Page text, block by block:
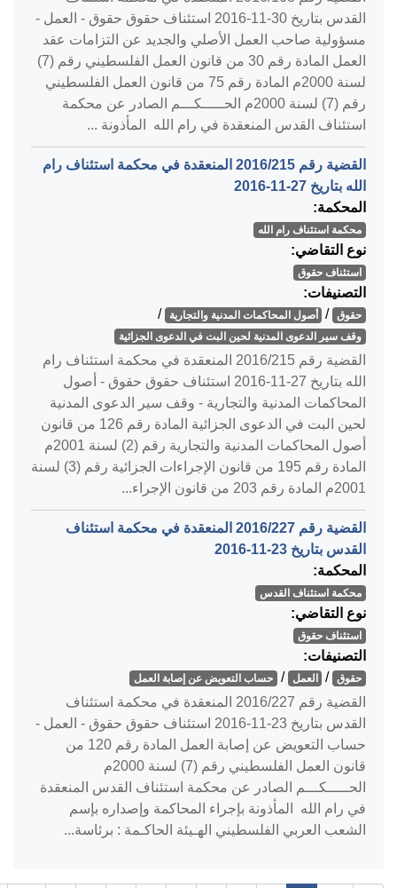
القدس بتاريخ ‎2016-11-30‏ استئناف حقوق حقوق - العمل -
مسؤولية صاحب العمل الأصلي والجديد عن التزامات عقد
العمل المادة رقم 30 من قانون العمل الفلسطيني رقم (7)
لسنة 2000م المادة رقم 75 من قانون العمل الفلسطيني
رقم (7) لسنة 2000م الحـــــكـــم الصادر عن محكمة
استئناف القدس المنعقدة في رام الله المأذونة ...
القضية رقم ‎215‏/‎2016‏ المنعقدة في محكمة استئناف رام
الله بتاريخ ‎2016-11-27‏
المحكمة:
محكمة استئناف رام الله
نوع التقاضي:
استئناف حقوق
التصنيفات:
حقوق / أصول المحاكمات المدنية والتجارية /
وقف سير الدعوى المدنية لحين البت في الدعوى الجزائية
القضية رقم ‎215‏/‎2016‏ المنعقدة في محكمة استئناف رام
الله بتاريخ ‎2016-11-27‏ استئناف حقوق حقوق - أصول
المحاكمات المدنية والتجارية - وقف سير الدعوى المدنية
لحين البت في الدعوى الجزائية المادة رقم 126 من قانون
أصول المحاكمات المدنية والتجارية رقم (2) لسنة 2001م
المادة رقم 195 من قانون الإجراءات الجزائية رقم (3) لسنة
2001م المادة رقم 203 من قانون الإجراء...
القضية رقم ‎227‏/‎2016‏ المنعقدة في محكمة استئناف
القدس بتاريخ ‎2016-11-23‏
المحكمة:
محكمة استئناف القدس
نوع التقاضي:
استئناف حقوق
التصنيفات:
حقوق / العمل / حساب التعويض عن إصابة العمل
القضية رقم ‎227‏/‎2016‏ المنعقدة في محكمة استئناف
القدس بتاريخ ‎2016-11-23‏ استئناف حقوق حقوق - العمل -
حساب التعويض عن إصابة العمل المادة رقم 120 من
قانون العمل الفلسطيني رقم (7) لسنة 2000م
الحـــــكـــم الصادر عن محكمة استئناف القدس المنعقدة
في رام الله المأذونة بإجراء المحاكمة وإصداره بإسم
الشعب العربي الفلسطيني الهـيئة الحاكـمة : برئاسة...